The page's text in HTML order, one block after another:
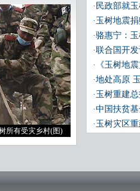
所有受灾乡村(图)
·民政部就
·玉树地震
·骆惠宁：
·联合国开
·《玉树地
·地处高原
·玉树重建
·中国扶贫
·玉树灾区